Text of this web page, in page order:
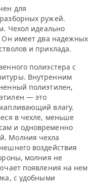
для
ружей.
Чехол идеально
имеет два надежных
и приклада.
полиэстера с
Внутренним
полиэтилен,
— это
влагу.
в чехле, меньше
и одновременно
Молния чехла
воздействия
молния не
появления на нем
с удобными